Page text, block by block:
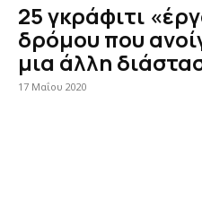
25 γκράφιτι
δρόμου που
μια άλλη
17 Μαΐου 2020